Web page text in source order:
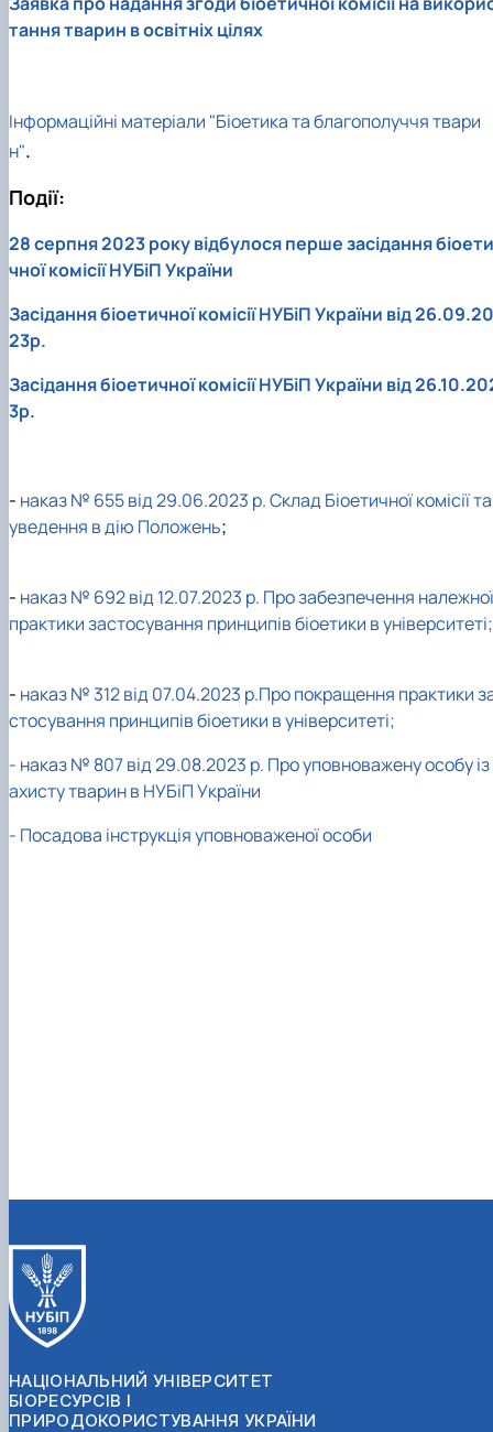
тання тварин в освітніх цілях
Інформаційні матеріали "Біоетика та благополуччя твари
н".
Події:
28 серпня 2023 року відбулося перше засідання біоети
чної комісії НУБіП України
Засідання біоетичної комісії НУБіП України від 26.09.20
23р.
Засідання біоетичної комісії НУБіП України від
3р.
- наказ № 655 від 29.06.2023 р. Склад Біоетичної комісії та
уведення в дію Положень;
- наказ № 692 від 12.07.2023 р. Про забезпечення належної
практики застосування принципів біоетики в університеті;
- наказ № 312 від 07.04.2023 р.Про покращення практики
стосування принципів біоетики в університеті;
- наказ № 807 від 29.08.2023 р. Про уповноважену особу із
ахисту тварин в НУБіП України
- Посадова інструкція уповноваженої особи
НАЦІОНАЛЬНИЙ УНІВЕРСИТЕТ
БІОРЕСУРСІВ І
ПРИРОДОКОРИСТУВАННЯ УКРАЇНИ